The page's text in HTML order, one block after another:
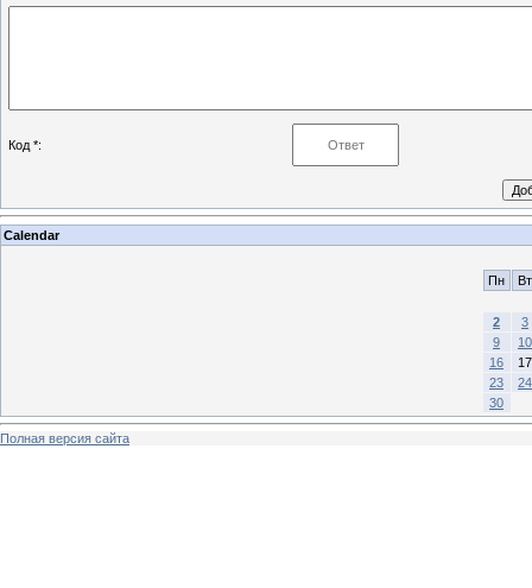
Код *:
Calendar
Пн Вт
2
3
9
10
16
17
23
24
30
Полная версия сайта